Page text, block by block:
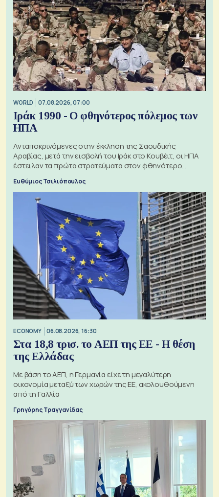
WORLD 07.08.2026, 07:00
Ιράκ 1990 - Ο φθηνότερος πόλεμος των
ΗΠΑ
Ανταποκρινόμενες στην έκκληση της Σαουδικής
Αραβίας, μετά την εισβολή του Ιράκ στο Κουβέιτ, οι ΗΠΑ
έστειλαν τα πρώτα στρατεύματα στον φθηνότερο
Ευθύμιος Τσιλιόπουλος
ECONOMY 06.08.2026, 16:30
Στα 18,8 τρισ. το ΑΕΠ της ΕΕ - Η θέση
της Ελλάδας
Με βάση το ΑΕΠ, η Γερμανία είχε τη μεγαλύτερη
οικονομία μεταξύ των χωρών της ΕΕ, ακολουθούμενη
από τη Γαλλία
Γρηγόρης Τραγγανίδας